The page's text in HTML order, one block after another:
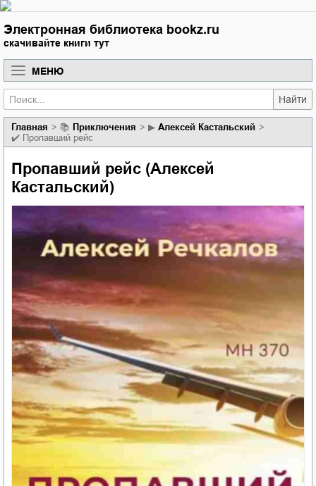
Электронная библиотека bookz.ru
скачивайте книги тут
МЕНЮ
Найти
Главная 📚 приключения ▶ Алексей Кастальский
✔️ Пропавший рейс
Пропавший рейс (Алексей
Кастальский)